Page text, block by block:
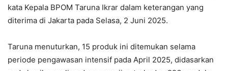
kata Kepala BPOM Taruna Ikrar dalam keterangan yang
diterima di Jakarta pada Selasa, 2 Juni 2025.
Taruna menuturkan, 15 produk ini ditemukan selama
periode pengawasan intensif pada April 2025, didasarkan